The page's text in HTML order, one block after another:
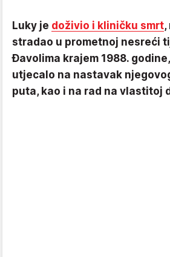
Luky je doživio i kliničku smrt
stradao u prometnoj nesreći
Đavolima krajem 1988.
utjecalo na nastavak
puta, kao i na rad na vlastitoj